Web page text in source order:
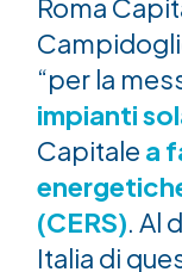
Roma
“per la
impianti
Capitale a
(CERS). Al
Italia di